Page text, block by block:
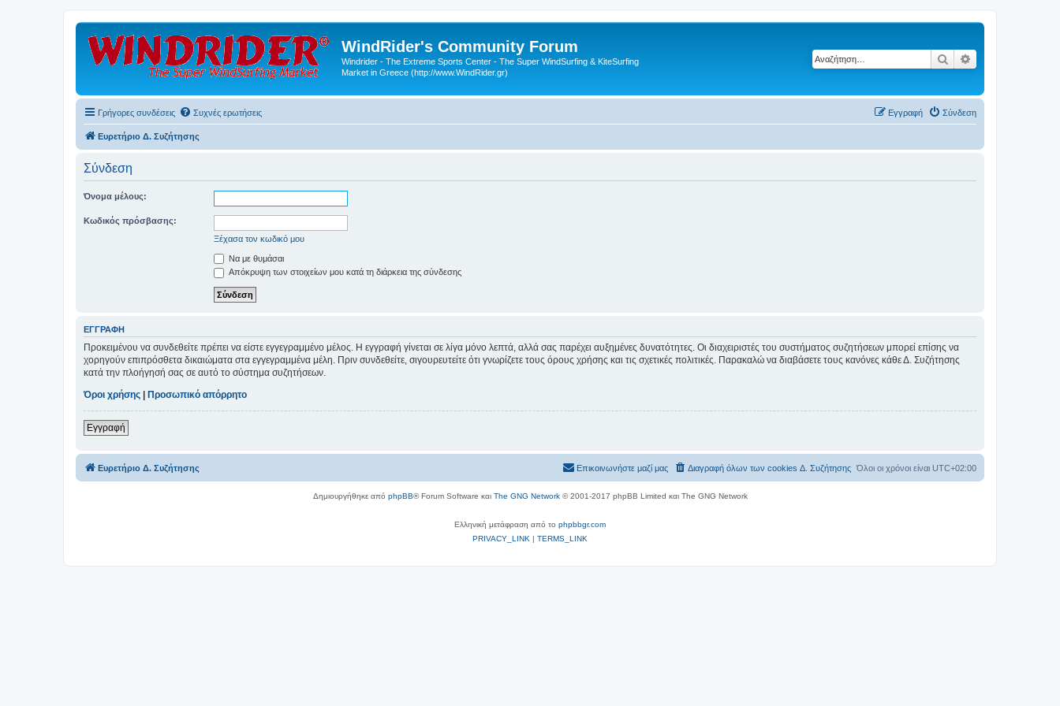
WindRider's Community Forum
Windrider - The Extreme Sports Center - The Super WindSurfing & KiteSurfing
Market in Greece (http://www.WindRider.gr)
Αναζήτηση
Γρήγορες συνδέσεις Συχνές ερωτήσεις Σύνδεση
Εγγραφή
Ευρετήριο Δ. Συζήτησης
Σύνδεση
Όνομα μέλους:
Κωδικός πρόσβασης:
Ξέχασα τον κωδικό μου
Να με θυμάσαι
Απόκρυψη των στοιχείων μου κατά τη διάρκεια της σύνδεσης
ΕΓΓΡΑΦΉ
Προκειμένου να συνδεθείτε πρέπει να είστε εγγεγραμμένο μέλος. Η εγγραφή γίνεται σε λίγα μόνο λεπτά, αλλά σας παρέχει αυξημένες δυνατότητες. Οι διαχειριστές του συστήματος συζητήσεων μπορεί επίσης να
χορηγούν επιπρόσθετα δικαιώματα στα εγγεγραμμένα μέλη. Πριν συνδεθείτε, σιγουρευτείτε ότι γνωρίζετε τους όρους χρήσης και τις σχετικές πολιτικές. Παρακαλώ να διαβάσετε τους κανόνες κάθε Δ. Συζήτησης
κατά την πλοήγησή σας σε αυτό το σύστημα συζητήσεων.
Όροι χρήσης
Προσωπικό απόρρητο
Εγγραφή
Ευρετήριο Δ. Συζήτησης Όλοι οι χρόνοι είναι UTC+02:00
Διαγραφή όλων των cookies Δ. Συζήτησης
Επικοινωνήστε μαζί μας
Δημιουργήθηκε από phpBB® Forum Software και The GNG Network© 2001-2017 phpBB Limited και The GNG Network
Ελληνική μετάφραση από το phpbbgr.com
PRIVACY_LINK | TERMS_LINK